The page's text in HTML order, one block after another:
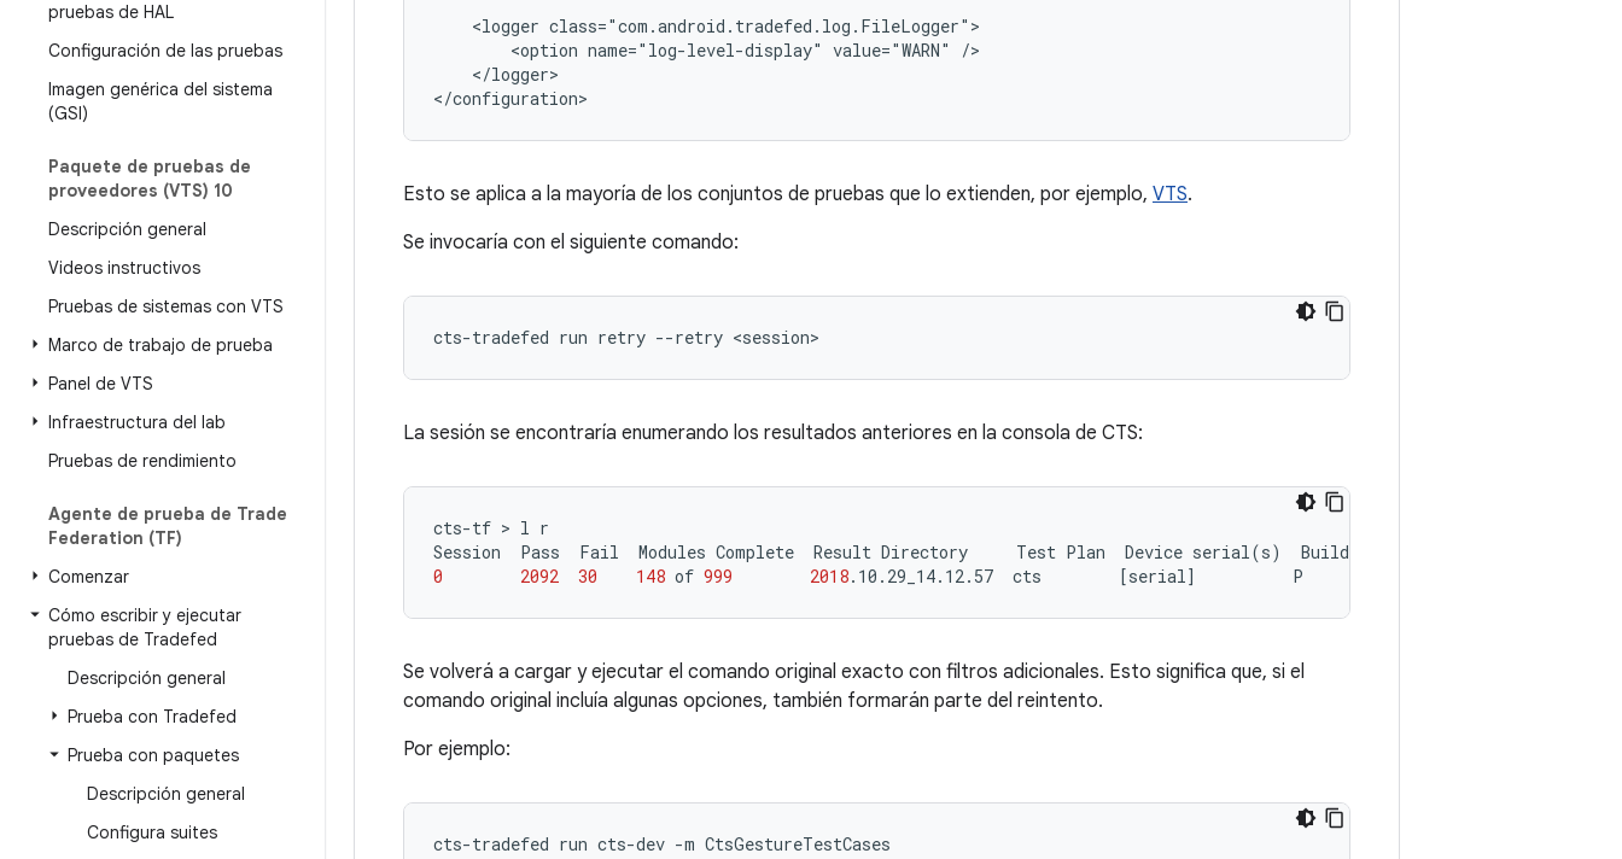
pruebas de HAL
Configuración de las pruebas
Imagen genérica del sistema
(GSI)
Paquete de pruebas de
proveedores (VTS) 10
Descripción general
Videos instructivos
Pruebas de sistemas con VTS
Marco de trabajo de prueba
Panel de VTS
Infraestructura del lab
Pruebas de rendimiento
Agente de prueba de Trade
Federation (TF)
Comenzar
Cómo escribir y ejecutar
pruebas de Tradefed
Descripción general
Prueba con Tradefed
Prueba con paquetes
Descripción general
Configura suites
<logger
<option name="log-level-display" value="WARN"
</logger>
Esto se aplica a la mayoría de los conjuntos de pruebas que lo extienden, por ejemplo, VTS.
Se invocaría con el siguiente comando:
cts-tradefed run retry --retry
La sesión se encontraría enumerando los resultados anteriores en la consola de CTS:
cts-tf > l r
Session
Pass Fail Modules Complete Result Directory Test Plan Device serial(s) Build
0
2092 30 148 of 999 2018.10.29_14.12.57 cts [serial] P
Se volverá a cargar y ejecutar el comando original exacto con filtros adicionales. Esto significa que, si el
comando original incluía algunas opciones, también formarán parte del reintento.
Por ejemplo:
cts-tradefed run cts-dev -m